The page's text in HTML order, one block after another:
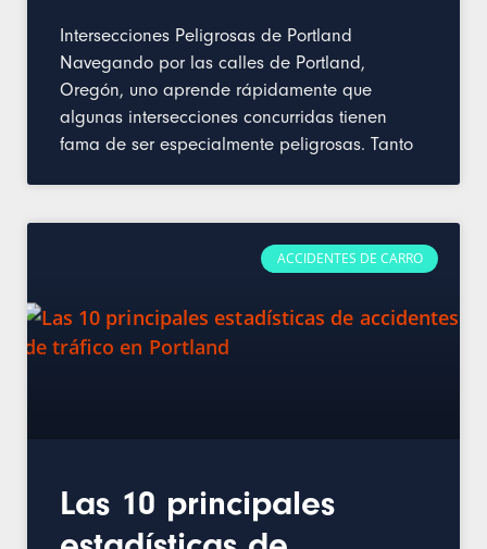
Intersecciones Peligrosas de Portland
Navegando por las calles de Portland,
Oregón, uno aprende rápidamente que
algunas intersecciones concurridas tienen
fama de ser especialmente peligrosas. Tanto
ACCIDENTES DE CARRO
Las 10 principales